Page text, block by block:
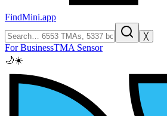
FindMini.app
╳
For BusinessTMA Sensor
🌙☀️